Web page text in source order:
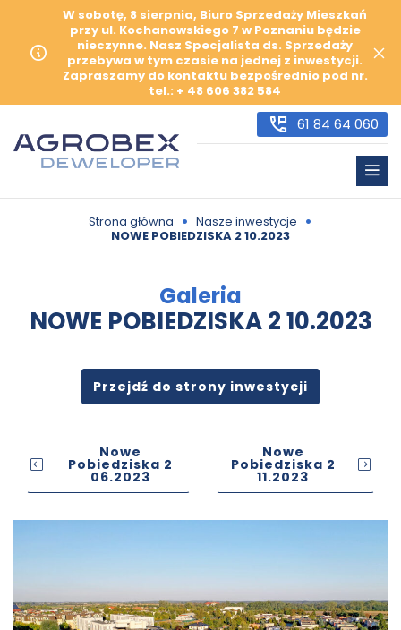
W sobotę, 8 sierpnia, Biuro Sprzedaży Mieszkań
przy ul. Kochanowskiego 7 w Poznaniu będzie
nieczynne. Nasz Specjalista ds. Sprzedaży
przebywa w tym czasie na jednej z inwestycji.
Zapraszamy do kontaktu bezpośrednio pod nr.
tel.: + 48 606 382 584
61 84 64 060
Strona główna • Nasze inwestycje •
NOWE POBIEDZISKA 2 10.2023
Galeria
NOWE POBIEDZISKA 2 10.2023
Przejdź do strony inwestycji
Nowe
Pobiedziska 2
06.2023
Nowe
Pobiedziska 2
11.2023